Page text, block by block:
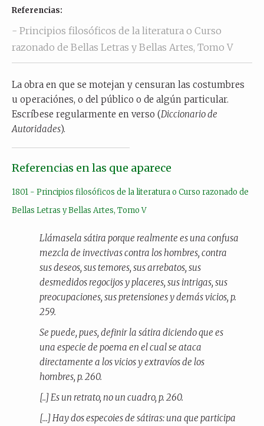
Referencias:
- Principios filosóficos de la literatura o Curso
razonado de Bellas Letras y Bellas Artes, Tomo V
La obra en que se motejan y censuran las costumbres
u operaciónes, o del público o de algún particular.
Escríbese regularmente en verso (Diccionario de
Autoridades).
Referencias en las que aparece
1801 - Principios filosóficos de la literatura o Curso razonado de
Bellas Letras y Bellas Artes, Tomo V
Llámaselasátira porque realmente es una confusa
mezcla de invectivas contra los hombres, contra
sus deseos, sus temores, sus arrebatos, sus
desmedidos regocijos y placeres, sus intrigas, sus
preocupaciones, sus pretensiones y demás vicios, p.
259.
Se puede, pues, definir la sátira diciendo que es
una especie de poema en el cual se ataca
directamente a los vicios y extravíos de los
hombres, p. 260.
[..] Es un retrato, no un cuadro, p. 260.
[...] Hay dos especoies de sátiras: una que participa